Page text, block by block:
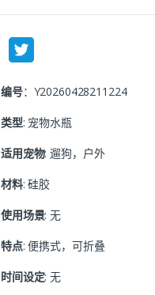
编号：Y20260428211224
类型: 宠物水瓶
适用宠物: 遛狗，户外
材料: 硅胶
使用场景: 无
特点: 便携式，可折叠
时间设定: 无